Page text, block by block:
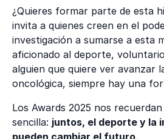
¿Quieres formar parte de esta
invita a quienes creen en el
investigación a sumarse a esta
aficionado al deporte,
alguien que quiere ver avanzar
oncológica, siempre hay una
Los Awards 2025 nos
sencilla: juntos, el deporte y la
pueden cambiar el futuro.